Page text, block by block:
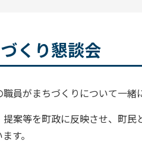
くり懇談会
員がまちづくりについて一緒
案等を町政に反映させ、町
す。